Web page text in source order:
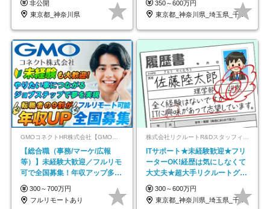
非公開
東京都_神奈川県
350～600万円
東京都_神奈川県_埼玉県_千葉県_大阪府…
GMOコネクトHR株式会社【GMOインターネットグループ】
【総合職（事務/マーケ/広報
等）】未経験大歓迎／フルリモ
可で全国募集！年収アップ多数
★年休最大130日★
300～700万円
フルリモートあり
株式会社リクルートR&Dスタッフィング【リクルートグループ】
ITサポート★未経験歓迎★フリ
ーターOK!経歴は気にしなくて
大丈夫★超大手リクルートグル
ープの正社員/sg
300～600万円
東京都_神奈川県_埼玉県_千葉県_大阪府…